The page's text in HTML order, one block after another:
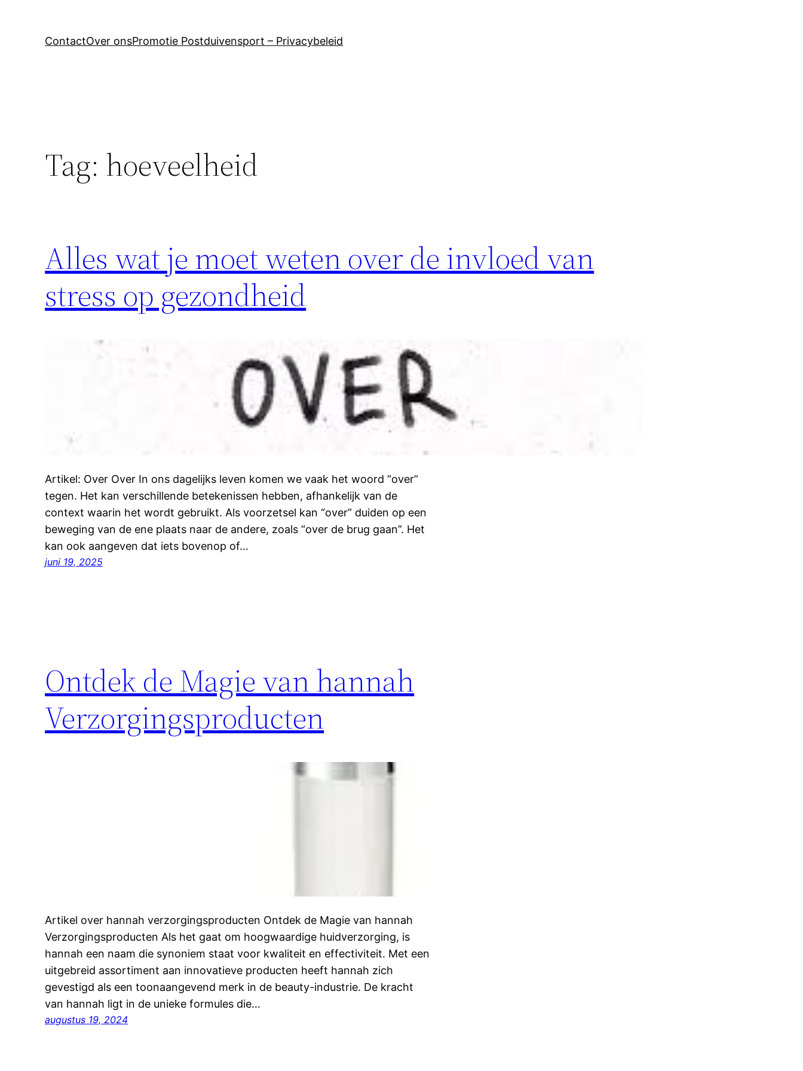
ContactOver onsPromotie Postduivensport – Privacybeleid
Tag: hoeveelheid
Alles wat je moet weten over de invloed van
stress op gezondheid
Artikel: Over Over In ons dagelijks leven komen we vaak het woord “over”
tegen. Het kan verschillende betekenissen hebben, afhankelijk van de
context waarin het wordt gebruikt. Als voorzetsel kan “over” duiden op een
beweging van de ene plaats naar de andere, zoals “over de brug gaan”. Het
kan ook aangeven dat iets bovenop of…
juni 19, 2025
Ontdek de Magie van hannah
Verzorgingsproducten
Artikel over hannah verzorgingsproducten Ontdek de Magie van hannah
Verzorgingsproducten Als het gaat om hoogwaardige huidverzorging, is
hannah een naam die synoniem staat voor kwaliteit en effectiviteit. Met een
uitgebreid assortiment aan innovatieve producten heeft hannah zich
gevestigd als een toonaangevend merk in de beauty-industrie. De kracht
van hannah ligt in de unieke formules die…
augustus 19, 2024